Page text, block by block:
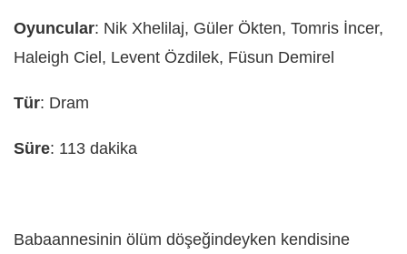
Oyuncular: Nik Xhelilaj, Güler Ökten, Tomris İncer,
Haleigh Ciel, Levent Özdilek, Füsun Demirel
Tür: Dram
Süre: 113 dakika
Babaannesinin ölüm döşeğindeyken kendisine